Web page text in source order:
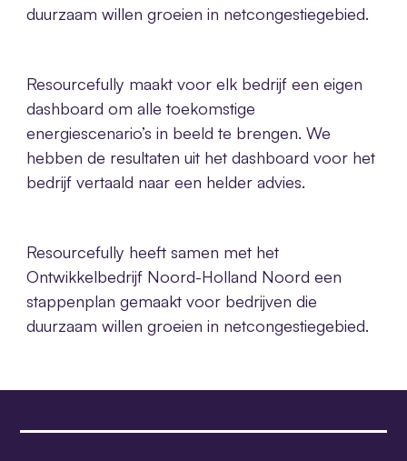
duurzaam willen groeien in netcongestiegebied.
Resourcefully maakt voor elk bedrijf een eigen
dashboard om alle toekomstige
energiescenario’s in beeld te brengen. We
hebben de resultaten uit het dashboard voor het
bedrijf vertaald naar een helder advies.
Resourcefully heeft samen met het
Ontwikkelbedrijf Noord-Holland Noord een
stappenplan gemaakt voor bedrijven die
duurzaam willen groeien in netcongestiegebied.